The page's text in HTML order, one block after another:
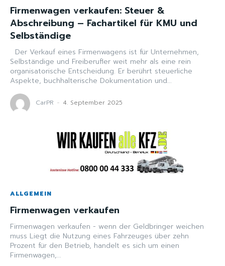
Firmenwagen verkaufen: Steuer &
Abschreibung – Fachartikel für KMU und
Selbständige
Selbständige und Freiberufler weit mehr als eine rein
organisatorische Entscheidung. Er berührt steuerliche
Aspekte, buchhalterische Dokumentation und...
CarPR - 4. September 2025
ALLGEMEIN
Firmenwagen verkaufen
Firmenwagen verkaufen - wenn der Geldbringer weichen
muss Liegt die Nutzung eines Fahrzeuges über zehn
Prozent für den Betrieb, handelt es sich um einen
Firmenwagen,...